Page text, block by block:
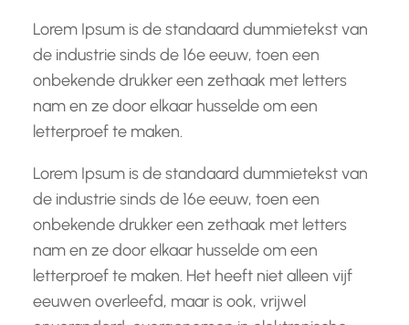
Lorem Ipsum is de standaard dummietekst van
de industrie sinds de 16e eeuw, toen een
onbekende drukker een zethaak met letters
nam en ze door elkaar husselde om een
letterproef te maken.
Lorem Ipsum is de standaard dummietekst van
de industrie sinds de 16e eeuw, toen een
onbekende drukker een zethaak met letters
nam en ze door elkaar husselde om een
letterproef te maken. Het heeft niet alleen vijf
eeuwen overleefd, maar is ook, vrijwel